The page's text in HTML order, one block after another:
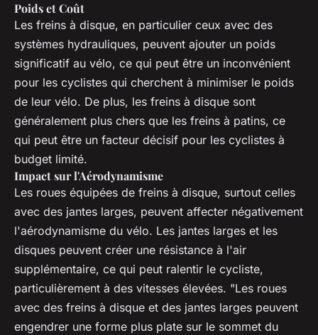
Poids et Coût
Les freins à disque, en particulier ceux avec des
systèmes hydrauliques, peuvent ajouter un poids
significatif au vélo, ce qui peut être un inconvénient
pour les cyclistes qui cherchent à minimiser le poids
de leur vélo. De plus, les freins à disque sont
généralement plus chers que les freins à patins, ce
qui peut être un facteur décisif pour les cyclistes à
budget limité.
Impact sur l'Aérodynamisme
Les roues équipées de freins à disque, surtout celles
avec des jantes larges, peuvent affecter négativement
l'aérodynamisme du vélo. Les jantes larges et les
disques peuvent créer une résistance à l'air
supplémentaire, ce qui peut ralentir le cycliste,
particulièrement à des vitesses élevées. "Les roues
avec des freins à disque et des jantes larges peuvent
engendrer une forme plus plate sur le sommet du